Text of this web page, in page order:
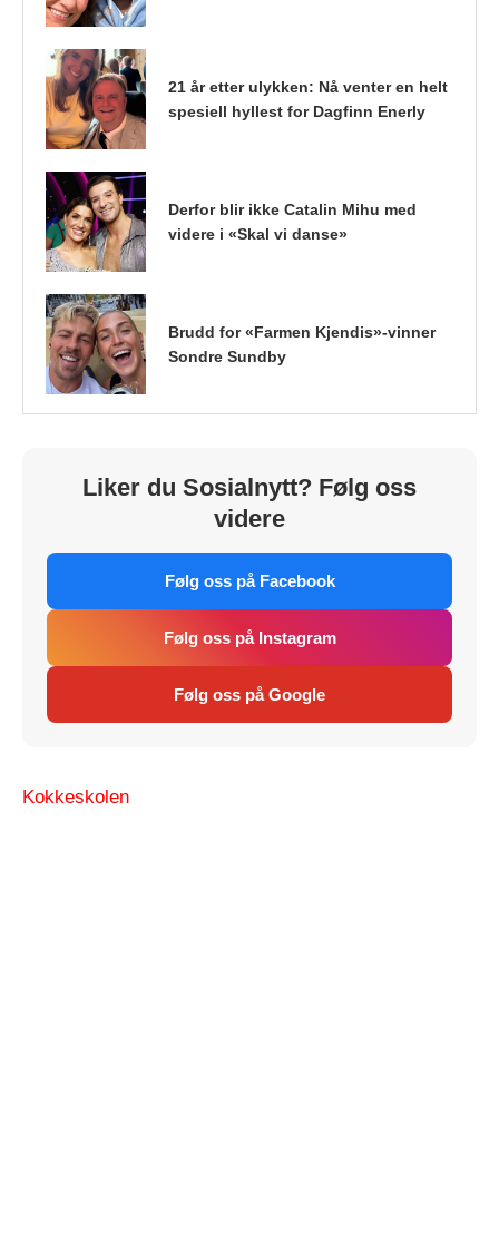
21 år etter ulykken: Nå venter en helt
spesiell hyllest for Dagfinn Enerly
Derfor blir ikke Catalin Mihu med
videre i «Skal vi danse»
Brudd for «Farmen Kjendis»-vinner
Sondre Sundby
Liker du Sosialnytt? Følg oss
videre
Følg oss på Facebook
Følg oss på Instagram
Følg oss på Google
Kokkeskolen